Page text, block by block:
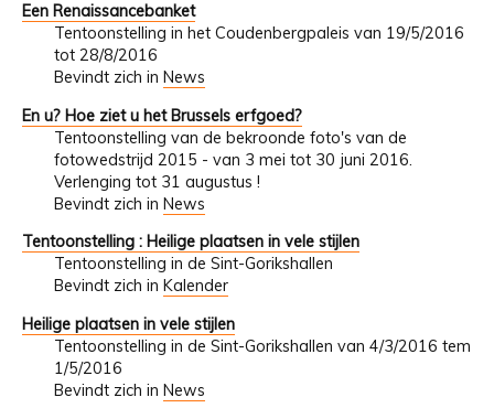
Een Renaissancebanket
Tentoonstelling in het Coudenbergpaleis van 19/5/2016
tot 28/8/2016
Bevindt zich in News
En u? Hoe ziet u het Brussels erfgoed?
Tentoonstelling van de bekroonde foto's van de
fotowedstrijd 2015 - van 3 mei tot 30 juni 2016.
Verlenging tot 31 augustus !
Bevindt zich in News
Tentoonstelling : Heilige plaatsen in vele stijlen
Tentoonstelling in de Sint-Gorikshallen
Bevindt zich in Kalender
Heilige plaatsen in vele stijlen
Tentoonstelling in de Sint-Gorikshallen van 4/3/2016 tem
1/5/2016
Bevindt zich in News